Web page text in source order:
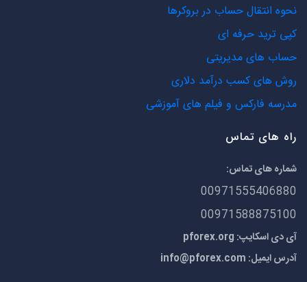
نحوه انتقال حساب در بروکرها
کپی ترید حرفه ای
حساب های مدیریتی
روش های کسب درآمد دلاری
مدرسه فارکس و فیلم های آموزشی
راه های تماس
شماره های تماس:
00971555406880
00971588875100
آی دی اسکایپ: pforex.org
آدرس ایمیل: info@pforex.com